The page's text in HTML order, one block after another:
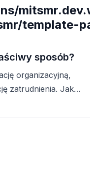
template-
sposób?
organizacyjną,
zatrudnienia. Jak
Szybkie
być kuszące.
rozwiązać